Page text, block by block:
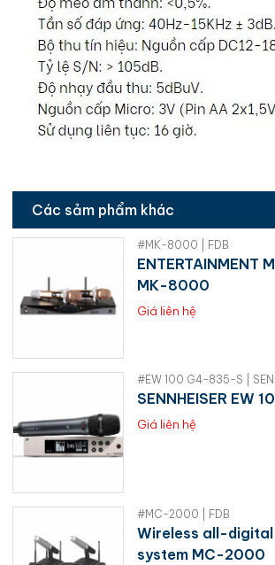
Các sảm phẩm khác
#MK-8000 | FDB
ENTERTAINMENT
MK-8000
Giá liên hệ
#EW 100 G4-835-S |
SENNHEISER EW
Giá liên hệ
#MC-2000 | FDB
Wireless all-
system MC-2000